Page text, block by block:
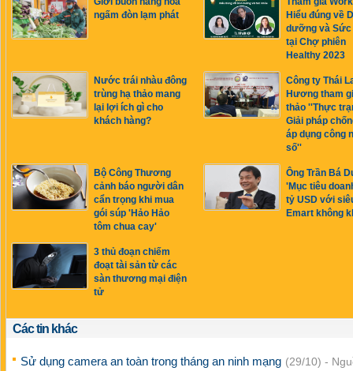
ngấm đòn lạm phát
Hiểu đúng về
dưỡng và Sức
tại Chợ phiên
Healthy 2023
Nước trái nhàu đông
trùng hạ thảo mang
lại lợi ích gì cho
khách hàng?
Công ty Thái
Hương tham
thảo ''Thực
Giải pháp
áp dụng công
số''
Bộ Công Thương
cảnh báo người dân
cẩn trọng khi mua
gói súp 'Hảo Hảo
tôm chua cay'
Ông Trần Bá
'Mục tiêu
tỷ USD với
Emart không
3 thủ đoạn chiếm
đoạt tài sản từ các
sàn thương mại điện
tử
Các tin khác
Sử dụng camera an toàn trong tháng an ninh mạng (29/10) -